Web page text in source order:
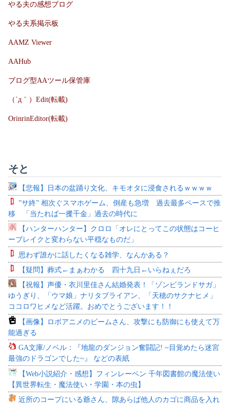
やる夫の感想ブログ
やる夫系掲示板
AAMZ Viewer
AAHub
ブログ型AAツール保管庫
（´д｀）Edit(転載)
OrinrinEditor(転載)
そと
【悲報】日本の盆踊り文化、キモオタに浸食されるｗｗｗｗ
”サ終” 相次ぐスマホゲーム、倒産も急増 過去最多ペースで推
移 「当たれば一攫千金」過去の時代に
【ハンターハンター】クロロ「オレにとってこの状態はコーヒ
ーブレイクと変わらない平穏なものだ」
思わず誰かに話したくなる雑学、なんかある？
【疑問】葬式←まぁわかる 四十九日←いらねぇだろ
【祝報】声優・衣川里佳さん結婚発表！「ゾンビランドサガ」
ゆうぎり、「ウマ娘」ナリタブライアン、「天穂のサクナヒメ」
ココロワヒメなど活躍。おめでとうございます！！
【画像】ロボアニメのビームさん、攻撃にも防御にも使えて万
能過ぎる
GA文庫/ノベル：『地龍のダンジョン奮闘記! ~目覚めたら迷宮
最強のドラゴンでした~』 などの表紙
【Web小説紹介・感想】フィンレーベン 千年図書館の魔法使い
【異世界転生・魔法使い・学園・本の虫】
近所のコープにいる爺さん、隙あらば他人のカゴに商品を入れ